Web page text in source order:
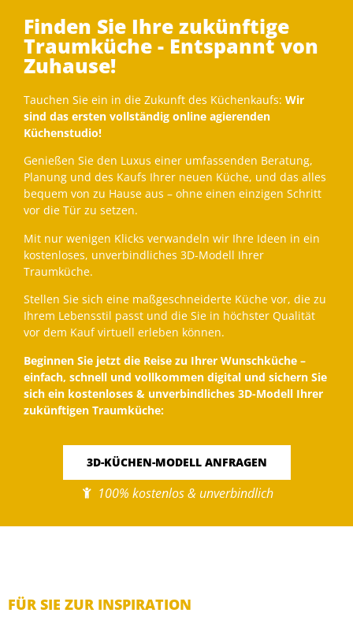
Finden Sie Ihre zukünftige
Traumküche - Entspannt von
Zuhause!
Tauchen Sie ein in die Zukunft des Küchenkaufs: Wir
sind das ersten vollständig online agierenden
Küchenstudio!
Genießen Sie den Luxus einer umfassenden Beratung,
Planung und des Kaufs Ihrer neuen Küche, und das alles
bequem von zu Hause aus – ohne einen einzigen Schritt
vor die Tür zu setzen.
Mit nur wenigen Klicks verwandeln wir Ihre Ideen in ein
kostenloses, unverbindliches 3D-Modell Ihrer
Traumküche.
Stellen Sie sich eine maßgeschneiderte Küche vor, die zu
Ihrem Lebensstil passt und die Sie in höchster Qualität
vor dem Kauf virtuell erleben können.
Beginnen Sie jetzt die Reise zu Ihrer Wunschküche –
einfach, schnell und vollkommen digital und sichern Sie
sich ein kostenloses & unverbindliches 3D-Modell Ihrer
zukünftigen Traumküche:
3D-KÜCHEN-MODELL ANFRAGEN
100% kostenlos & unverbindlich
FÜR SIE ZUR INSPIRATION